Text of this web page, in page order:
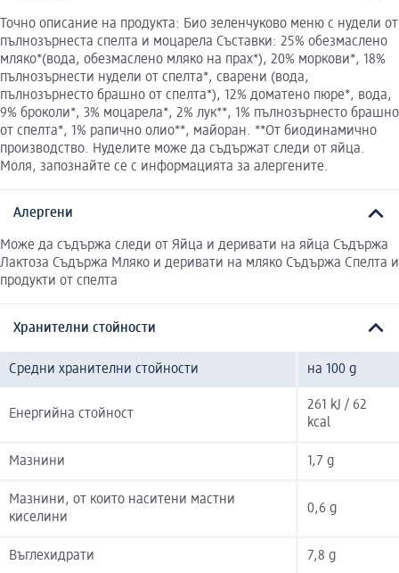
Точно описание на продукта: Био зеленчуково меню с нудели от
пълнозърнеста спелта и моцарела Съставки: 25% обезмаслено
мляко*(вода, обезмаслено мляко на прах*), 20% моркови*, 18%
пълнозърнести нудели от спелта*, сварени (вода,
пълнозърнесто брашно от спелта*), 12% доматено пюре*, вода,
9% броколи*, 3% моцарела*, 2% лук**, 1% пълнозърнесто брашно
от спелта*, 1% рапично олио**, майоран. **От биодинамично
производство. Нуделите може да съдържат следи от яйца.
Моля, запознайте се с информацията за алергените.
Алергени
Може да съдържа следи от Яйца и деривати на яйца Съдържа
Лактоза Съдържа Мляко и деривати на мляко Съдържа Спелта и
продукти от спелта
Хранителни стойности
Средни хранителни стойности на 100 g
Енергийна стойност
261 kJ / 62
kcal
Мазнини 1,7 g
Мазнини, от които наситени мастни
киселини
0,6 g
Въглехидрати 7,8 g